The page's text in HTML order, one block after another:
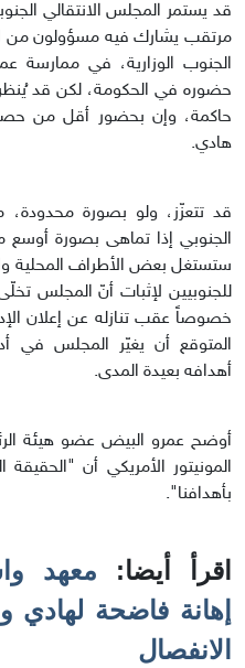
قد يستمر المجلس الانتقالي
مرتقب يشارك فيه مسؤولون
الجنوب الوزارية، في ممارسة
حضوره في الحكومة، لكن قد
حاكمة، وإن بحضور أقل من
هادي.
قد تتعزّز، ولو بصورة محدودة،
الجنوبي إذا تماهى بصورة أوسع
ستستغل بعض الأطراف المحلية
للجنوبيين لإثبات أنّ المجلس
خصوصاً عقب تنازله عن إعلان
المتوقع أن يغيّر المجلس في
أهدافه بعيدة المدى.
أوضح عمرو البيض عضو هيئة
المونيتور الأمريكي أن "الحقيقة
بأهدافنا".
اقرأ أيضا: معهد
إهانة فاضحة لهادي
الانفصال